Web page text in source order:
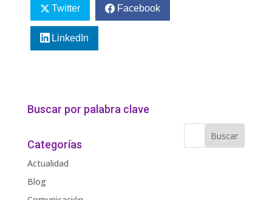
Twitter Facebook
LinkedIn
Buscar por palabra clave
Categorías
Actualidad
Blog